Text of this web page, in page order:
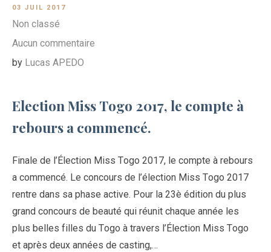
03 JUIL 2017
Non classé
Aucun commentaire
by Lucas APEDO
Election Miss Togo 2017, le compte à
rebours a commencé.
Finale de l’Élection Miss Togo 2017, le compte à rebours
a commencé. Le concours de l’élection Miss Togo 2017
rentre dans sa phase active. Pour la 23è édition du plus
grand concours de beauté qui réunit chaque année les
plus belles filles du Togo à travers l’Élection Miss Togo
et après deux années de casting,…